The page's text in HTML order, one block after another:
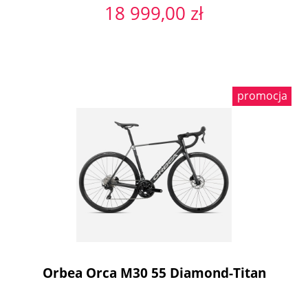
18 999,00 zł
Orbea Orca M30 55 Diamond-Titan
promocja